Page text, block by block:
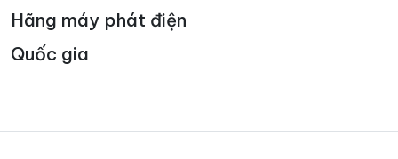
Hãng máy phát điện
Quốc gia